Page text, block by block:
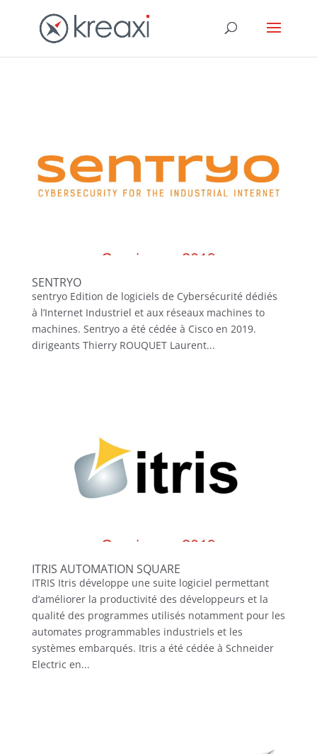
SENTRYO
sentryo Edition de logiciels de Cybersécurité dédiés
à l’Internet Industriel et aux réseaux machines to
machines. Sentryo a été cédée à Cisco en 2019.
dirigeants Thierry ROUQUET Laurent...
ITRIS AUTOMATION SQUARE
ITRIS Itris développe une suite logiciel permettant
d’améliorer la productivité des développeurs et la
qualité des programmes utilisés notamment pour les
automates programmables industriels et les
systèmes embarqués. Itris a été cédée à Schneider
Electric en...